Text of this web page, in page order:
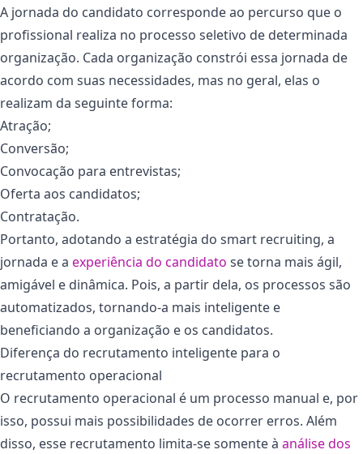
A jornada do candidato corresponde ao percurso que o
profissional realiza no processo seletivo de determinada
organização. Cada organização constrói essa jornada de
acordo com suas necessidades, mas no geral, elas o
realizam da seguinte forma:
Atração;
Conversão;
Convocação para entrevistas;
Oferta aos candidatos;
Contratação.
Portanto, adotando a estratégia do smart recruiting, a
jornada e a experiência do candidato se torna mais ágil,
amigável e dinâmica. Pois, a partir dela, os processos são
automatizados, tornando-a mais inteligente e
beneficiando a organização e os candidatos.
Diferença do recrutamento inteligente para o
recrutamento operacional
O recrutamento operacional é um processo manual e, por
isso, possui mais possibilidades de ocorrer erros. Além
disso, esse recrutamento limita-se somente à análise dos